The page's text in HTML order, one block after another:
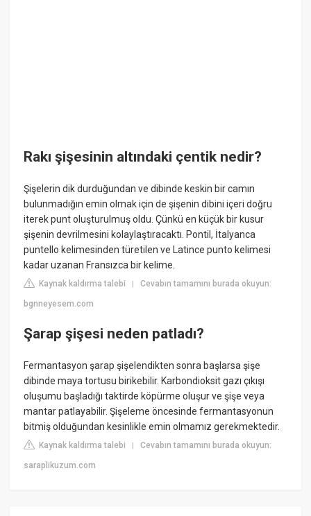
Rakı şişesinin altındaki çentik nedir?
Şişelerin dik durduğundan ve dibinde keskin bir camın
bulunmadığın emin olmak için de şişenin dibini içeri doğru
iterek punt oluşturulmuş oldu. Çünkü en küçük bir kusur
şişenin devrilmesini kolaylaştıracaktı. Pontil, İtalyanca
puntello kelimesinden türetilen ve Latince punto kelimesi
kadar uzanan Fransızca bir kelime.
Kaynak kaldırma talebi |Cevabın tamamını burada okuyun:
bgnneyesem.com
Şarap şişesi neden patladı?
Fermantasyon şarap şişelendikten sonra başlarsa şişe
dibinde maya tortusu birikebilir. Karbondioksit gazı çıkışı
oluşumu başladığı taktirde köpürme oluşur ve şişe veya
mantar patlayabilir. Şişeleme öncesinde fermantasyonun
bitmiş olduğundan kesinlikle emin olmamız gerekmektedir.
Kaynak kaldırma talebi |Cevabın tamamını burada okuyun:
saraplikuzum.com